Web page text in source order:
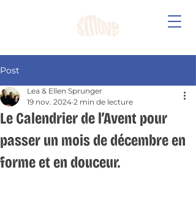
Post
Le Calendrier de l’Avent pour
passer un mois de décembre en
forme et en douceur.
Lea & Ellen Sprunger
19 nov. 2024 2 min de lecture